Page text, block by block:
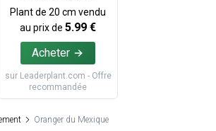
Plant de 20 cm vendu
au prix de 5.99 €
Acheter
sur Leaderplant.com - Offre
recommandée
Oranger du Mexique